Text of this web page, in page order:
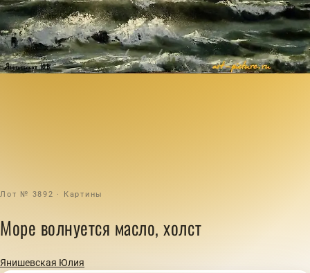
Лот № 3892 · Картины
Море волнуется масло, холст
Янишевская Юлия